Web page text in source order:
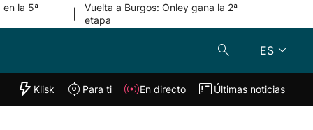
la 5ª
Vuelta a Burgos: Onley gana la 2ª
etapa
ES
"Helmuga"
Klisk En directo
Klisk Para ti En directo Últimas noticias